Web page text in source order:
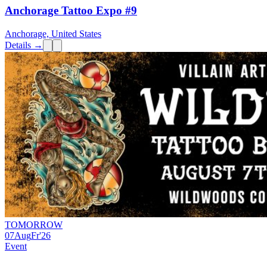
Anchorage Tattoo Expo #9
Anchorage, United States
Details →
TOMORROW
07AugFr'26
Event